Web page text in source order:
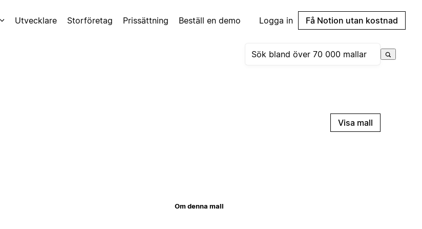
Utvecklare Storföretag Prissättning Beställ en demo Logga in Få Notion utan kostnad
Visa mall
Om denna mall